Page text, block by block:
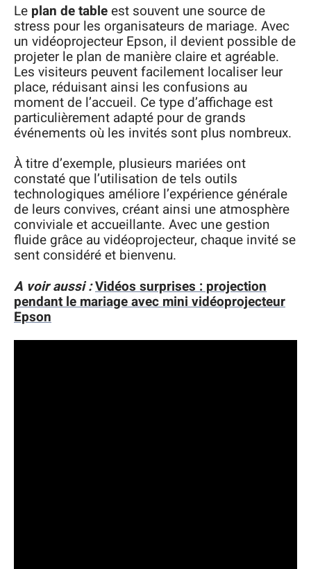
Le plan de tableest souvent une source de
stress pour les organisateurs de mariage. Avec
un vidéoprojecteur Epson, il devient possible de
projeter le plan de manière claire et agréable.
Les visiteurs peuvent facilement localiser leur
place, réduisant ainsi les confusions au
moment de l’accueil. Ce type d’affichage est
particulièrement adapté pour de grands
événements où les invités sont plus nombreux.
À titre d’exemple, plusieurs mariées ont
constaté que l’utilisation de tels outils
technologiques améliore l’expérience générale
de leurs convives, créant ainsi une atmosphère
conviviale et accueillante. Avec une gestion
fluide grâce au vidéoprojecteur, chaque invité se
sent considéré et bienvenu.
A voir aussi :Vidéos surprises : projection
pendant le mariage avec mini vidéoprojecteur
Epson